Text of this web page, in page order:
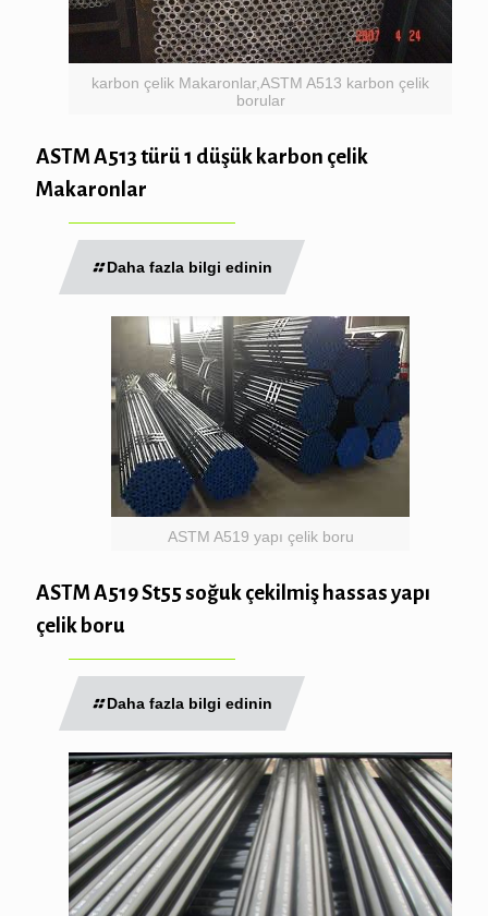
karbon çelik Makaronlar,ASTM A513 karbon çelik
borular
ASTM A513 türü 1 düşük karbon çelik
Makaronlar
Daha fazla bilgi edinin
ASTM A519 yapı çelik boru
ASTM A519 St55 soğuk çekilmiş hassas yapı
çelik boru
Daha fazla bilgi edinin